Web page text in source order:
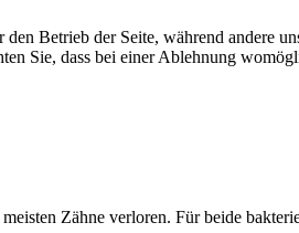
Zähne verloren. Für beide
Betrieb der Seite, während andere
Sie, dass bei einer Ablehnung